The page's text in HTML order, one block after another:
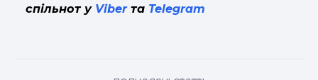
спільнот у Viberта Telegram